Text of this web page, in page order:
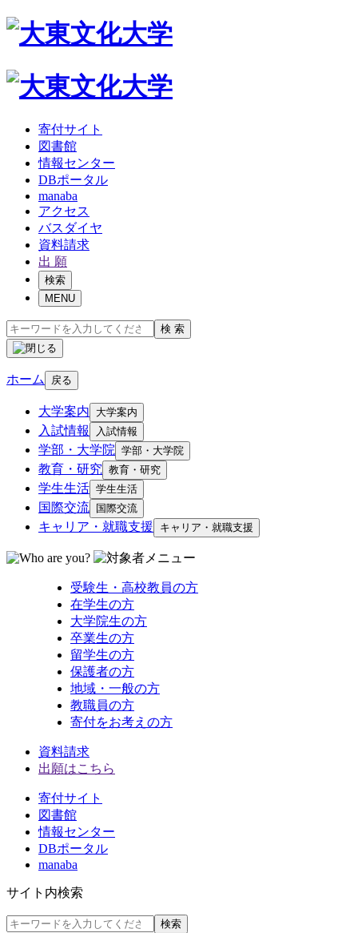
寄付サイト
図書館
情報センター
DBポータル
manaba
アクセス
バスダイヤ
資料請求
出 願
検索
MENU
検 索
ホーム 戻る
大学案内 大学案内
入試情報 入試情報
学部・大学院 学部・大学院
教育・研究 教育・研究
学生生活 学生生活
国際交流 国際交流
キャリア・就職支援 キャリア・就職支援
受験生・高校教員の方
在学生の方
大学院生の方
卒業生の方
留学生の方
保護者の方
地域・一般の方
教職員の方
寄付をお考えの方
資料請求
出願はこちら
寄付サイト
図書館
情報センター
DBポータル
manaba
サイト内検索
検索